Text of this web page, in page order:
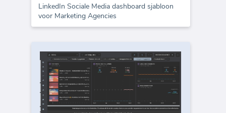
LinkedIn Sociale Media dashboard sjabloon
voor Marketing Agencies